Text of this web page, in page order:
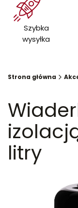
Szybka
wysyłka
Strona główna
litry